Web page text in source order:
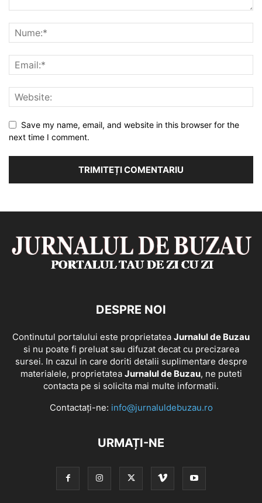
Save my name, email, and website in this browser for the
next time I comment.
DESPRE NOI
Continutul portalului este proprietatea Jurnalul de Buzau
si nu poate fi preluat sau difuzat decat cu precizarea
sursei. In cazul in care doriti detalii suplimentare despre
materialele, proprietatea Jurnalul de Buzau, ne puteti
contacta pe si solicita mai multe informatii.
Contactați-ne: info@jurnaluldebuzau.ro
URMAȚI-NE